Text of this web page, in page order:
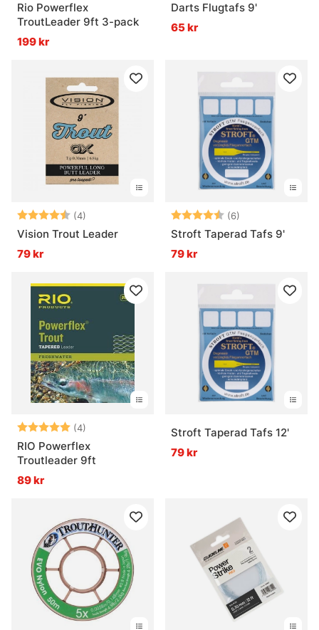
Rio Powerflex
TroutLeader 9ft 3-pack
199 kr
Darts Flugtafs 9'
65 kr
Betyg: (4)
4.8 utav 5 stjärnor
Vision Trout Leader
79 kr
Betyg: (6)
Stroft Taperad Tafs 9'
79 kr
Betyg: (4)
5.0 utav 5 stjärnor
RIO Powerflex
Troutleader 9ft
89 kr
Stroft Taperad Tafs 12'
79 kr